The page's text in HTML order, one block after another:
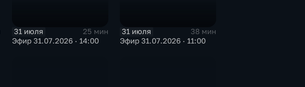
31 июля
25 мин
Эфир 31.07.2026 · 14:00
31 июля
38 мин
Эфир 31.07.2026 · 11:00